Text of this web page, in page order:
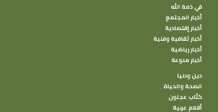
في ذمة الله
أخبار المجتمع
أخبار إقتصادية
أخبار ثقافية وفنية
أخبار رياضية
أخبار منوعة
دين ودنيا
الصحة والحياة
كتًاب عجلون
أقلام عربية